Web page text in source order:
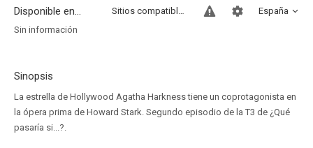
Disponible en... España
Sitios compatibles
Sin información
Sinopsis
La estrella de Hollywood Agatha Harkness tiene un coprotagonista en
la ópera prima de Howard Stark. Segundo episodio de la T3 de ¿Qué
pasaría si...?.